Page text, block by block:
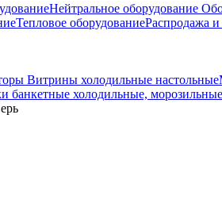
Нейтральное оборудование
Тепловое оборудованиеРаспродажа
Витрины холодильные настольные
банкетные холодильные, морозильные